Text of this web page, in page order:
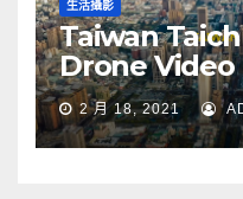
生活攝影
Taiwan
Drone Video
2 月 18, 2021